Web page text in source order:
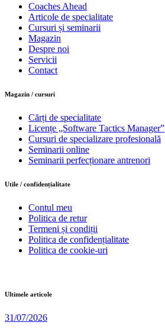
Coaches Ahead
Articole de specialitate
Cursuri și seminarii
Magazin
Despre noi
Servicii
Contact
Magazin / cursuri
Cărți de specialitate
Licențe „Software Tactics Manager”
Cursuri de specializare profesională
Seminarii online
Seminarii perfecționare antrenori
Utile / confidențialitate
Contul meu
Politica de retur
Termeni și condiții
Politica de confidențialitate
Politica de cookie-uri
Ultimele articole
31/07/2026